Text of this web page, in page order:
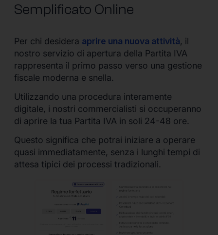
Semplificato Online
Per chi desidera aprire una nuova attività, il
nostro servizio di apertura della Partita IVA
rappresenta il primo passo verso una gestione
fiscale moderna e snella.
Utilizzando una procedura interamente
digitale, i nostri commercialisti si occuperanno
di aprire la tua Partita IVA in soli 24-48 ore.
Questo significa che potrai iniziare a operare
quasi immediatamente, senza i lunghi tempi di
attesa tipici dei processi tradizionali.